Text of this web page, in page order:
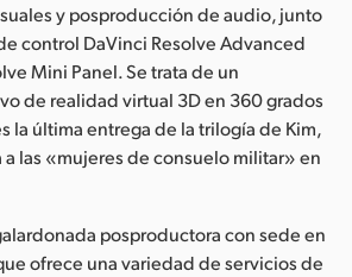
y posproducción de audio, junto
control DaVinci Resolve Advanced
Mini Panel. Se trata de un
de realidad virtual 3D en 360 grados
la última entrega de la trilogía de Kim,
las «mujeres de consuelo militar» en
posproductora con sede en
ofrece una variedad de servicios de